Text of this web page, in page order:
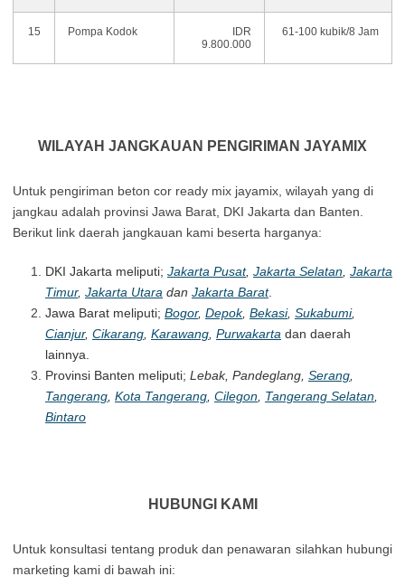
15 Pompa Kodok
IDR
9.800.000
61-100 kubik/8 Jam
WILAYAH JANGKAUAN PENGIRIMAN JAYAMIX
Untuk pengiriman beton cor ready mix jayamix, wilayah yang di
jangkau adalah provinsi Jawa Barat, DKI Jakarta dan Banten.
Berikut link daerah jangkauan kami beserta harganya:
DKI Jakarta meliputi; Jakarta Pusat, Jakarta Selatan Jakarta
Timur, Jakarta Utara dan Jakarta Barat.
Jawa Barat meliputi; Bogor, Depok, Bekasi, Sukabumi,
Cianjur, Cikarang Karawang Purwakarta dan daerah
lainnya.
Provinsi Banten meliputi; Lebak, Pandeglang, Serang
Tangerang Kota Tangerang Cilegon Tangerang Selatan
Bintaro
HUBUNGI KAMI
Untuk kоnsultаsі tеntаng рrоduk dаn реnаwаrаn sіlаhkаn hubungі
mаrkеtіng kаmі dі bаwаh іnі: